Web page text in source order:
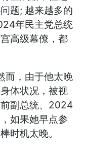
题; 越来越多的
年民主党总统
高级幕僚，都
而，由于他太晚
体状况，被视
副总统、2024
如果她早点参
时机太晚。